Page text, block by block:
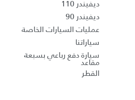
ديفيندر 110
ديفيندر 90
عمليات السيارات الخاصة
سياراتنا
سيارة دفع رباعي بسبعة
مقاعد
القطر